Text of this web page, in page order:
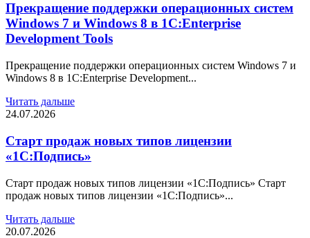
Прекращение поддержки операционных систем
Windows 7 и Windows 8 в 1C:Enterprise
Development Tools
Прекращение поддержки операционных систем Windows 7 и
Windows 8 в 1C:Enterprise Development...
Читать дальше
24.07.2026
Старт продаж новых типов лицензии
«1С:Подпись»
Старт продаж новых типов лицензии «1С:Подпись» Старт
продаж новых типов лицензии «1С:Подпись»...
Читать дальше
20.07.2026